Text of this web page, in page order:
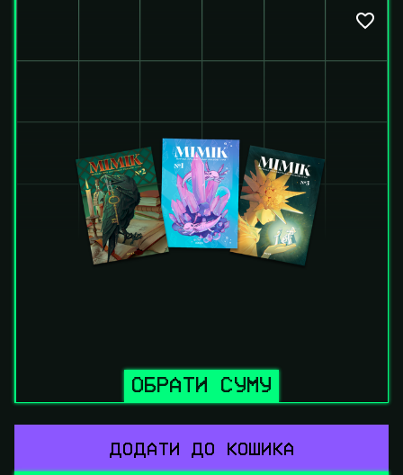
ОБРАТИ СУМУ
ДОДАТИ ДО КОШИКА